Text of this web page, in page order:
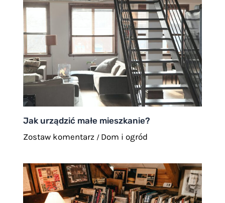
Jak urządzić małe mieszkanie?
Zostaw komentarz / Dom i ogród